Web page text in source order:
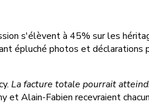
s'élèvent à 45% sur les
épluché photos et déclarations
La facture totale pourrait
et Alain-Fabien recevraient